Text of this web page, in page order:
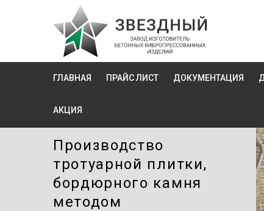
ГЛАВНАЯ ПРАЙС ЛИСТ ДОКУМЕНТАЦИЯ
АКЦИЯ
Производство
тротуарной плитки,
бордюрного камня
методом